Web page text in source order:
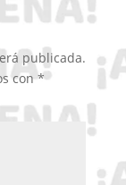
publicada.
con*